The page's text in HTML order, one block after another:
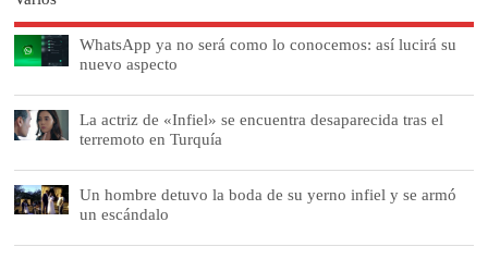
WhatsApp ya no será como lo conocemos: así lucirá su
nuevo aspecto
La actriz de «Infiel» se encuentra desaparecida tras el
terremoto en Turquía
Un hombre detuvo la boda de su yerno infiel y se armó
un escándalo